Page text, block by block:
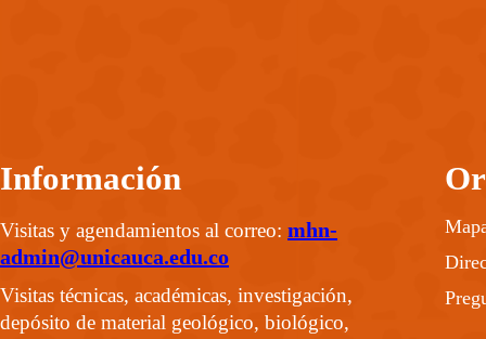
Información
Visitas y agendamientos al correo: mhn-
admin@unicauca.edu.co
Visitas técnicas, académicas, investigación,
depósito de material geológico, biológico,